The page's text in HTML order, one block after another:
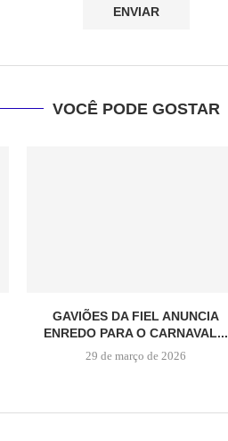
VOCÊ PODE GOSTAR
GAVIÕES DA FIEL ANUNCIA
ENREDO PARA O CARNAVAL...
29 de março de 2026